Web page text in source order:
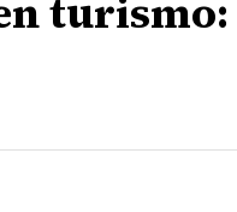
turismo: